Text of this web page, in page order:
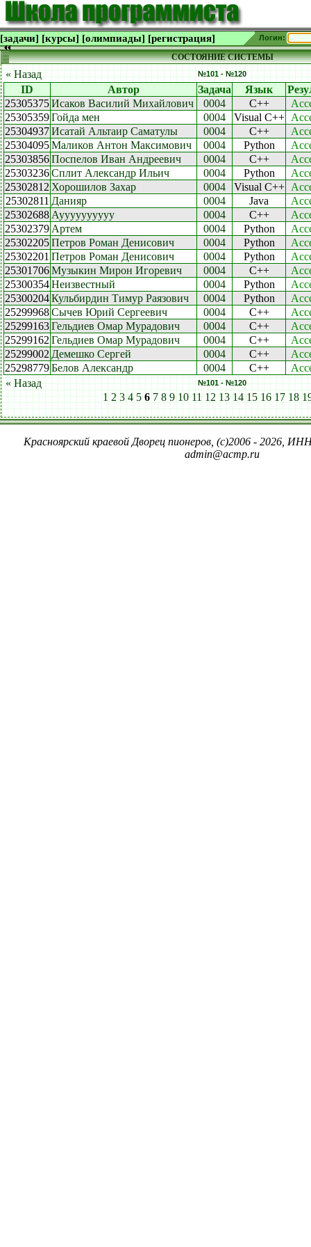
[задачи] [курсы] [олимпиады] [регистрация] Логин:
СОСТОЯНИЕ СИСТЕМЫ
« Назад №101 - №120
ID Автор Задача Язык
25305375Исаков Василий Михайлович 0004 C++
25305359Гойда мен 0004 Visual C++
25304937Исатай Альтаир Саматулы 0004 C++
25304095Маликов Антон Максимович 0004 Python
25303856Поспелов Иван Андреевич 0004 C++
25303236Сплит Александр Ильич 0004 Python
25302812 Хорошилов Захар 0004 Visual C++
25302811 Данияр 0004 Java
25302688 Ауууууууууу 0004 C++
25302379 Артем 0004 Python
25302205Петров Роман Денисович 0004 Python
25302201 Петров Роман Денисович 0004 Python
25301706Музыкин Мирон Игоревич 0004 C++
25300354Неизвестный 0004 Python
25300204Кульбирдин Тимур Раязович 0004 Python
25299968Сычев Юрий Сергеевич 0004 C++
25299163Гельдиев Омар Мурадович 0004 C++
25299162 Гельдиев Омар Мурадович 0004 C++
25299002 Демешко Сергей 0004 C++
25298779Белов Александр 0004 C++
« Назад
№101 - №120
1 2 3 4 5 6 7 8 9 10 11 12 13 14 15 16 17 18
Красноярский краевой Дворец пионеров, (c)2006 - 2026,
admin@acmp.ru